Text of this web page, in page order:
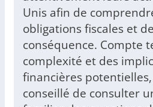
Unis afin de
obligations fiscales et
conséquence. Compte
complexité et des
financières
conseillé de consulter